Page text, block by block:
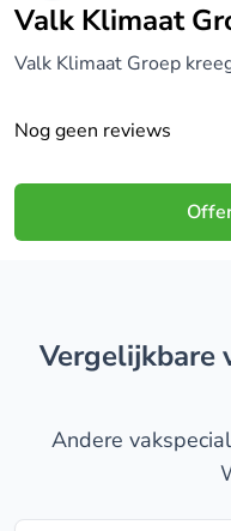
Valk Klimaat
Valk Klimaat Groep
Nog geen reviews
Vergelijkbare vakspecialisten in de
Andere